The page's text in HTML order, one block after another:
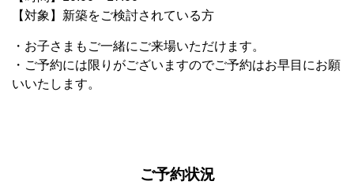
【対象】新築をご検討されている方
・お子さまもご一緒にご来場いただけます。
・ご予約には限りがございますのでご予約はお早目にお願
いいたします。
ご予約状況